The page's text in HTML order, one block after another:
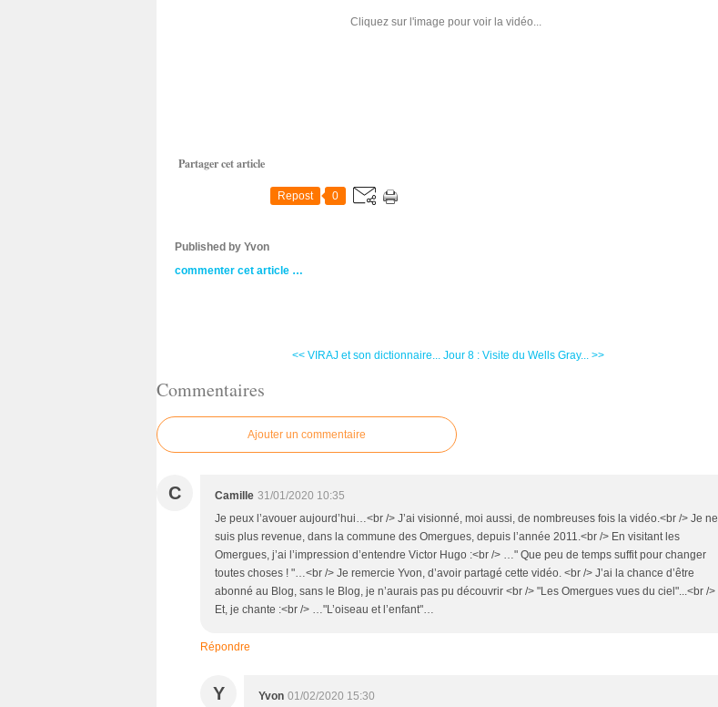
Cliquez sur l'image pour voir la vidéo...
Partager cet article
Repost 0
Published by Yvon
commenter cet article …
<< VIRAJ et son dictionnaire... Jour 8 : Visite du Wells Gray... >>
Commentaires
Ajouter un commentaire
C Camille 31/01/2020 10:35
Je peux l’avouer aujourd’hui…<br /> J’ai visionné, moi aussi, de nombreuses fois la vidéo.<br /> Je ne
suis plus revenue, dans la commune des Omergues, depuis l’année 2011.<br /> En visitant les
Omergues, j’ai l’impression d’entendre Victor Hugo :<br /> …" Que peu de temps suffit pour changer
toutes choses ! "…<br /> Je remercie Yvon, d’avoir partagé cette vidéo. <br /> J’ai la chance d’être
abonné au Blog, sans le Blog, je n’aurais pas pu découvrir <br /> "Les Omergues vues du ciel"...<br />
Et, je chante :<br /> …"L’oiseau et l’enfant"…
Répondre
Y Yvon 01/02/2020 15:30